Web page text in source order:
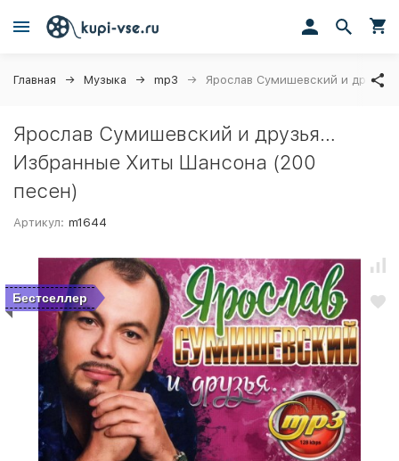
Главная Музыка mp3 Ярослав Сумишевский и
Ярослав Сумишевский и друзья…
Избранные Хиты Шансона (200
песен)
Артикул: m1644
Бестселлер